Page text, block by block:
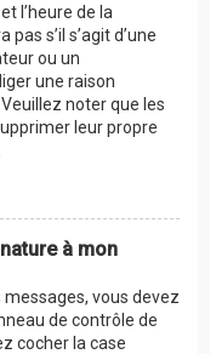
l’heure de la
s’il s’agit d’une
ou un
une raison
noter que les
leur propre
à mon
vous devez
de contrôle de
cocher la case